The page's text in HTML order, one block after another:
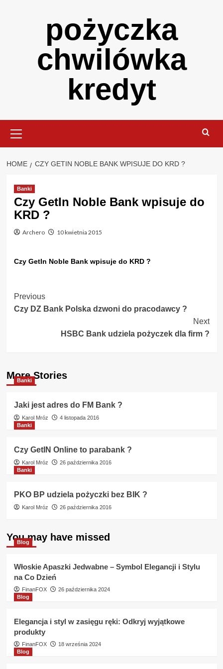
pożyczka
chwilówka
kredyt
Menu
HOME CZY GETIN NOBLE BANK WPISUJE DO KRD ?
Banki
Czy GetIn Noble Bank wpisuje do
KRD ?
Archero 10 kwietnia 2015
Czy GetIn Noble Bank wpisuje do KRD ?
Post
Navigation
Previous
Czy DZ Bank Polska dzwoni do pracodawcy ?
Next
HSBC Bank udziela pożyczek dla firm ?
More Stories
Banki
Jaki jest adres do FM Bank ?
Karol Mróz
4 listopada 2016
Banki
Czy GetIN Online to parabank ?
Karol Mróz
26 października 2016
Banki
PKO BP udziela pożyczki bez BIK ?
Karol Mróz 26 października 2016
You may have missed
Blog
Włoskie Apaszki Jedwabne – Symbol Elegancji i Stylu
na Co Dzień
FinanFOX
26 października 2024
Blog
Elegancja i styl w zasięgu ręki: Odkryj wyjątkowe
produkty
FinanFOX
18 września 2024
Blog